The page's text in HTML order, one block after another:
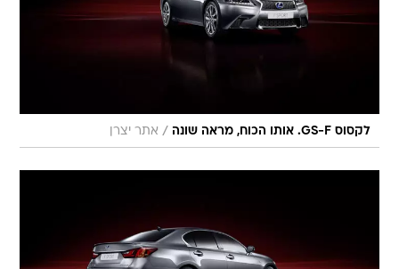
לקסוס GS-F. אותו הכוח, מראה שונה / אתר יצרן